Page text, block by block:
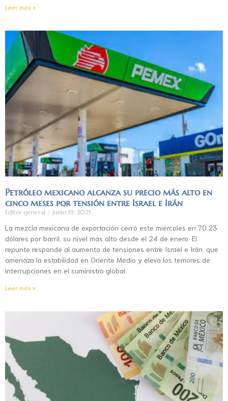
Leer más »
Petróleo mexicano alcanza su precio más alto en
cinco meses por tensión entre Israel e Irán
Editor general junio 19, 2025
La mezcla mexicana de exportación cerró este miércoles en 70.23
dólares por barril, su nivel más alto desde el 24 de enero. El
repunte responde al aumento de tensiones entre Israel e Irán, que
amenaza la estabilidad en Oriente Medio y eleva los temores de
interrupciones en el suministro global.
Leer más »